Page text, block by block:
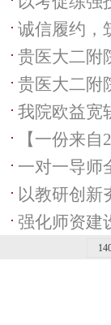
基地圆满完
诚信履约，
诚信教育宣
贵医大二附
贵医大二附
我院欧益宽
【一份来
一对一导师
以教研创
医学教育教
强化师资建